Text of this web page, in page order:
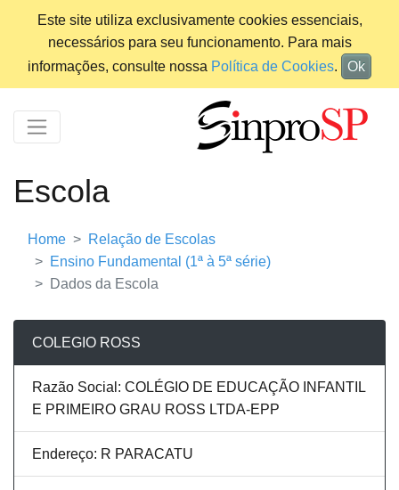
Este site utiliza exclusivamente cookies essenciais,
necessários para seu funcionamento. Para mais
informações, consulte nossa Política de Cookies. Ok
Escola
Home
Relação de Escolas
Ensino Fundamental (1ª à 5ª série)
Dados da Escola
COLEGIO ROSS
Razão Social: COLÉGIO DE EDUCAÇÃO INFANTIL
E PRIMEIRO GRAU ROSS LTDA-EPP
Endereço: R PARACATU